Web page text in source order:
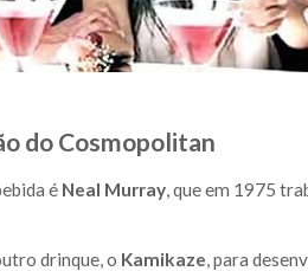
do Cosmopolitan
é Neal Murray , que em 1975
drinque, o Kamikaze, para